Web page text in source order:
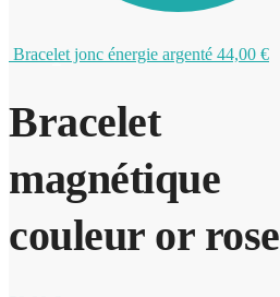
0
Bracelet jonc énergie argenté 44,00 €
Bracelet
magnétique
couleur or rose